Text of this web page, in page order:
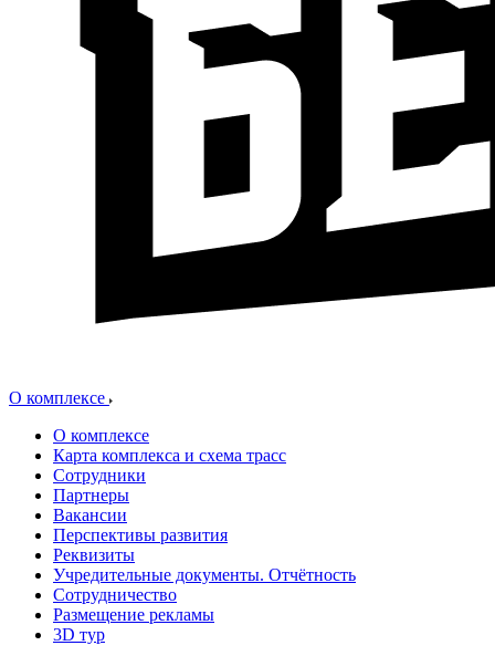
О комплексе
О комплексе
Карта комплекса и схема трасс
Сотрудники
Партнеры
Вакансии
Перспективы развития
Реквизиты
Учредительные документы. Отчётность
Сотрудничество
Размещение рекламы
3D тур